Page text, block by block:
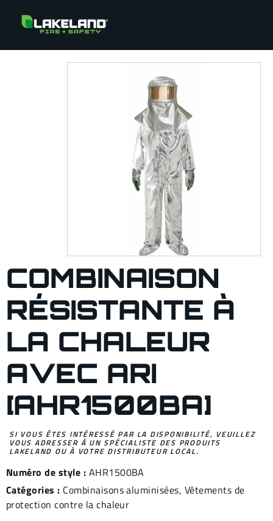
COMBINAISON
RÉSISTANTE À
LA CHALEUR
AVEC ARI
[AHR1500BA]
SI VOUS ÊTES INTÉRESSÉ PAR LA DISPONIBILITÉ, VEUILLEZ
VOUS ADRESSER À UN SPÉCIALISTE DES PRODUITS
LAKELAND OU À VOTRE DISTRIBUTEUR LOCAL.
Numéro de style : AHR1500BA
Catégories : Combinaisons aluminisées, Vêtements de
protection contre la chaleur